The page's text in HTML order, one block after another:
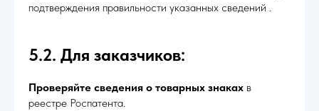
подтверждения правильности указанных сведений .
5.2. Для заказчиков:
Проверяйте сведения о товарных знаках в
реестре Роспатента.